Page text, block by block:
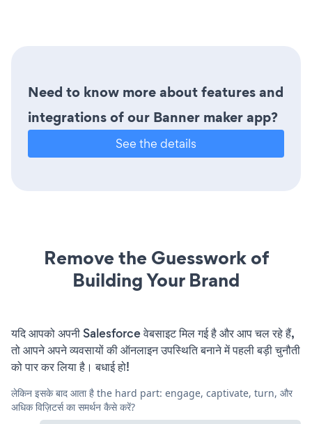
Need to know more about features and
integrations of our Banner maker app?
See the details
Remove the Guesswork of
Building Your Brand
यदि आपको अपनी Salesforce वेबसाइट मिल गई है और आप चल रहे हैं,
तो आपने अपने व्यवसायों की ऑनलाइन उपस्थिति बनाने में पहली बड़ी चुनौती
को पार कर लिया है। बधाई हो!
लेकिन इसके बाद आता है the hard part: engage, captivate, turn, और
अधिक विज़िटर्स का समर्थन कैसे करें?